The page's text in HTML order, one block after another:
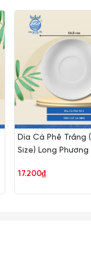
Dĩa Cà Phê Trắng
Size) Long Phương
17.200₫